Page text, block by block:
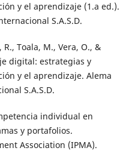
y el aprendizaje (1.a ed.).
S.A.S.D.
R., Toala, M., Vera, O., &
digital: estrategias y
y el aprendizaje. Alema
S.A.S.D.
individual en
y portafolios.
Association (IPMA).